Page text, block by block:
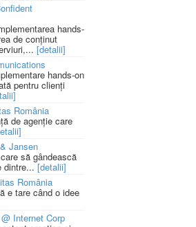
hands-
de conținut
[detalii]
hands-on
pentru clienți
România
de agenție care
Jansen
să gândească
dintre... [detalii]
România
e tare când o idee
Internet Corp